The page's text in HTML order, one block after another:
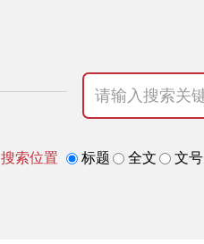
搜索位置 标题 全文 文号